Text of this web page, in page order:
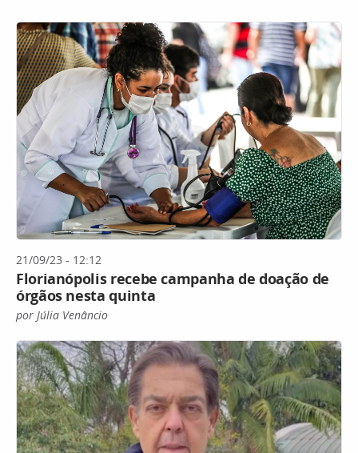
21/09/23 - 12:12
Florianópolis recebe campanha de doação de
órgãos nesta quinta
por Júlia Venâncio